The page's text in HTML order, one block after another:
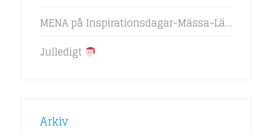
MENA på Inspirationsdagar-Mässa-LäroMedia 2024
Julledigt
Arkiv